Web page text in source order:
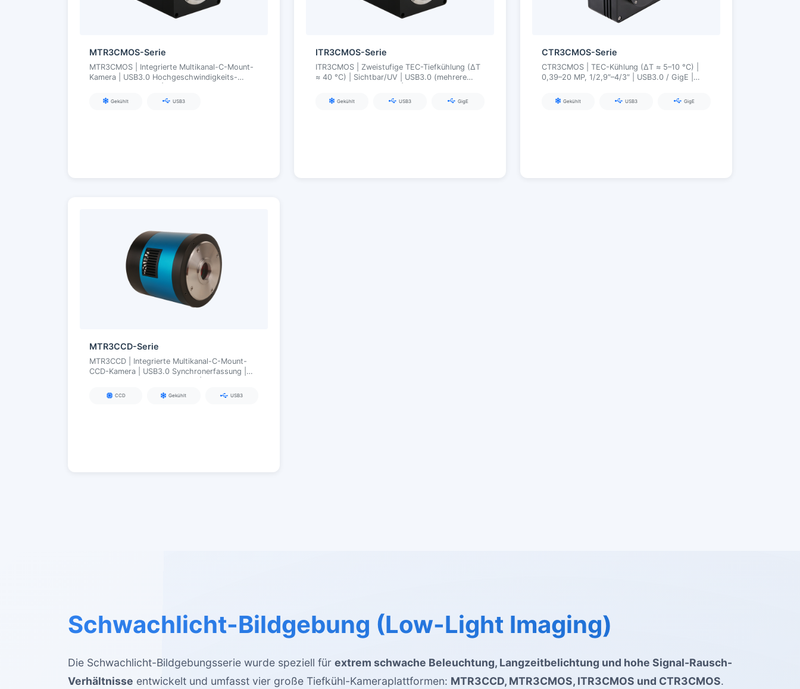
MTR3CMOS-Serie
MTR3CMOS | Integrierte Multikanal-C-Mount-
Kamera | USB3.0 Hochgeschwindigkeits-
Fluoreszenz/Mehrband-Bildgebung
Gekühlt USB3
ITR3CMOS-Serie
ITR3CMOS | Zweistufige TEC-Tiefkühlung (ΔT
≈ 40 °C) | Sichtbar/UV | USB3.0 (mehrere
Synchronisation und Stabilität
Gekühlt USB3 GigE
CTR3CMOS-Serie
CTR3CMOS | TEC-Kühlung (ΔT ≈ 5–10 °C) |
0,39–20 MP, 1/2,9″–4/3″ | USB3.0 / GigE |
Gekühlt USB3 GigE
MTR3CCD-Serie
MTR3CCD | Integrierte Multikanal-C-Mount-
CCD-Kamera | USB3.0 Synchronerfassung |
Mehrfarben-Fluoreszenz/Mehrband-
Bildgebung
CCD Gekühlt USB3
Schwachlicht-Bildgebung (Low-Light Imaging)
Die Schwachlicht-Bildgebungsserie wurde speziell für extrem schwache Beleuchtung, Langzeitbelichtung und hohe Signal-Rausch-
Verhältnisse entwickelt und umfasst vier große Tiefkühl-Kameraplattformen: MTR3CCD, MTR3CMOS, ITR3CMOS und CTR3CMOS.